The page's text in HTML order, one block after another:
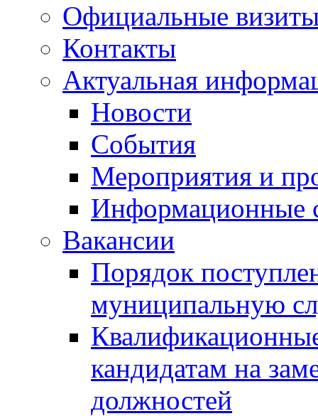
Официальные
Контакты
Актуальная
Новости
События
Мероприятия и
Информационные
Вакансии
Порядок
муниципальную
кандидатам на
должностей